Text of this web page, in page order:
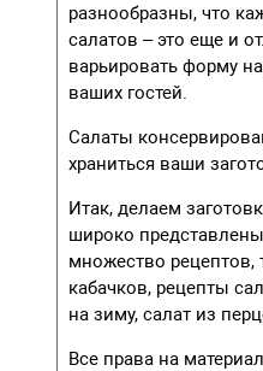
разнообразны, что
салатов – это еще и
варьировать форму
ваших гостей.
Салаты
храниться ваши
Итак, делаем
широко
множество рецептов,
кабачков, рецепты
на зиму, салат из
Все права на